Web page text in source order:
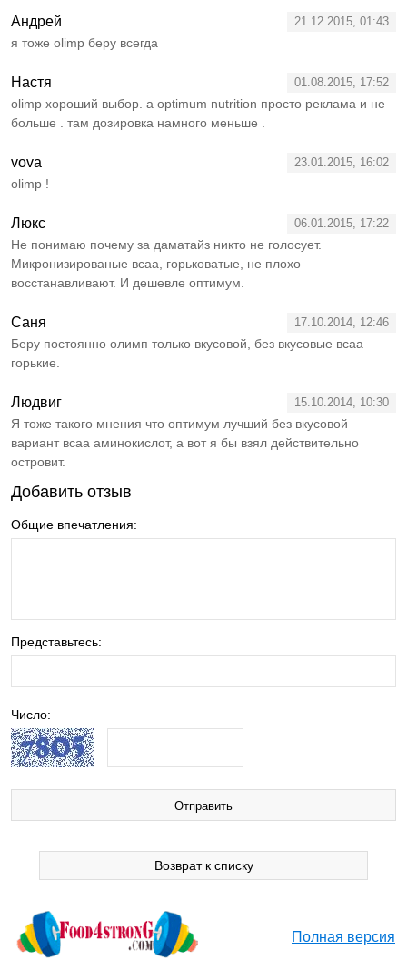
Андрей 21.12.2015, 01:43
я тоже olimp беру всегда
Настя 01.08.2015, 17:52
olimp хороший выбор. а optimum nutrition просто реклама и не
больше . там дозировка намного меньше .
vova 23.01.2015, 16:02
olimp !
Люкс 06.01.2015, 17:22
Не понимаю почему за даматайз никто не голосует.
Микронизированые всаа, горьковатые, не плохо
восстанавливают. И дешевле оптимум.
Саня 17.10.2014, 12:46
Беру постоянно олимп только вкусовой, без вкусовые всаа
горькие.
Людвиг 15.10.2014, 10:30
Я тоже такого мнения что оптимум лучший без вкусовой
вариант всаа аминокислот, а вот я бы взял действительно
островит.
Добавить отзыв
Общие впечатления:
Представьтесь:
Число:
Возврат к списку
Полная версия